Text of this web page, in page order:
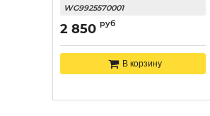
WG9925570001
2 850 руб
В корзину